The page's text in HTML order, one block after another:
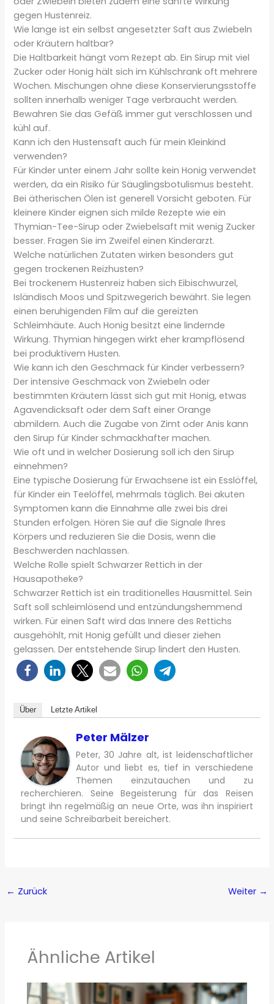
gegen Hustenreiz.
Wie lange ist ein selbst angesetzter Saft aus Zwiebeln
oder Kräutern haltbar?
Die Haltbarkeit hängt vom Rezept ab. Ein Sirup mit viel
Zucker oder Honig hält sich im Kühlschrank oft mehrere
Wochen. Mischungen ohne diese Konservierungsstoffe
sollten innerhalb weniger Tage verbraucht werden.
Bewahren Sie das Gefäß immer gut verschlossen und
kühl auf.
Kann ich den Hustensaft auch für mein Kleinkind
verwenden?
Für Kinder unter einem Jahr sollte kein Honig verwendet
werden, da ein Risiko für Säuglingsbotulismus besteht.
Bei ätherischen Ölen ist generell Vorsicht geboten. Für
kleinere Kinder eignen sich milde Rezepte wie ein
Thymian-Tee-Sirup oder Zwiebelsaft mit wenig Zucker
besser. Fragen Sie im Zweifel einen Kinderarzt.
Welche natürlichen Zutaten wirken besonders gut
gegen trockenen Reizhusten?
Bei trockenem Hustenreiz haben sich Eibischwurzel,
Isländisch Moos und Spitzwegerich bewährt. Sie legen
einen beruhigenden Film auf die gereizten
Schleimhäute. Auch Honig besitzt eine lindernde
Wirkung. Thymian hingegen wirkt eher krampflösend
bei produktivem Husten.
Wie kann ich den Geschmack für Kinder verbessern?
Der intensive Geschmack von Zwiebeln oder
bestimmten Kräutern lässt sich gut mit Honig, etwas
Agavendicksaft oder dem Saft einer Orange
abmildern. Auch die Zugabe von Zimt oder Anis kann
den Sirup für Kinder schmackhafter machen.
Wie oft und in welcher Dosierung soll ich den Sirup
einnehmen?
Eine typische Dosierung für Erwachsene ist ein Esslöffel,
für Kinder ein Teelöffel, mehrmals täglich. Bei akuten
Symptomen kann die Einnahme alle zwei bis drei
Stunden erfolgen. Hören Sie auf die Signale Ihres
Körpers und reduzieren Sie die Dosis, wenn die
Beschwerden nachlassen.
Welche Rolle spielt Schwarzer Rettich in der
Hausapotheke?
Schwarzer Rettich ist ein traditionelles Hausmittel. Sein
Saft soll schleimlösend und entzündungshemmend
wirken. Für einen Saft wird das Innere des Rettichs
ausgehöhlt, mit Honig gefüllt und dieser ziehen
gelassen. Der entstehende Sirup lindert den Husten.
Über Letzte Artikel
Peter Mälzer
Peter, 30 Jahre alt, ist leidenschaftlicher
Autor und liebt es, tief in verschiedene
Themen einzutauchen und zu
recherchieren. Seine Begeisterung für das Reisen
bringt ihn regelmäßig an neue Orte, was ihn inspiriert
und seine Schreibarbeit bereichert.
← Zurück Weiter →
Ähnliche Artikel